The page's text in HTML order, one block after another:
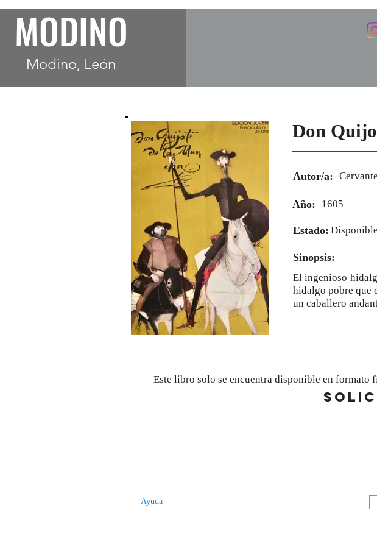
MODINO
Modino, León
Don
Autor/a:
Año: 1605
Estado: Disponible
Sinopsis:
El ingenioso
hidalgo pobre que
un caballero
Este libro solo se encuentra disponible en formato
Ayuda